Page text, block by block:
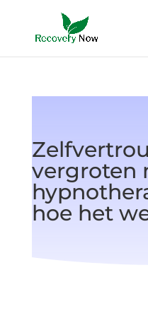
vergroten
hoe het